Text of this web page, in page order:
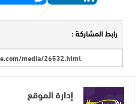
رابط المشاركة :
إدارة الموقع